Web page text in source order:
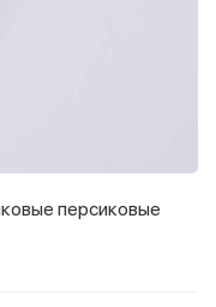
персиковые